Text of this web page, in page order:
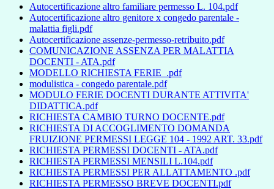
Autocertificazione altro familiare permesso L. 104.pdf
Autocertificazione altro genitore x congedo parentale -
malattia figli.pdf
Autocertificazione assenze-permesso-retribuito.pdf
COMUNICAZIONE ASSENZA PER MALATTIA
DOCENTI - ATA.pdf
MODELLO RICHIESTA FERIE_.pdf
modulistica - congedo parentale.pdf
MODULO FERIE DOCENTI DURANTE ATTIVITA'
DIDATTICA.pdf
RICHIESTA CAMBIO TURNO DOCENTE.pdf
RICHIESTA DI ACCOGLIMENTO DOMANDA
FRUIZIONE PERMESSI LEGGE 104 - 1992 ART. 33.pdf
RICHIESTA PERMESSI DOCENTI - ATA.pdf
RICHIESTA PERMESSI MENSILI L.104.pdf
RICHIESTA PERMESSI PER ALLATTAMENTO .pdf
RICHIESTA PERMESSO BREVE DOCENTI.pdf